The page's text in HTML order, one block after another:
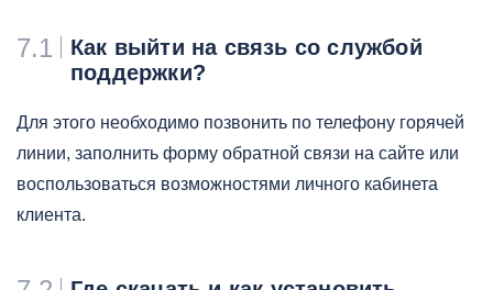
7.1
Как выйти на связь со службой
поддержки?
Для этого необходимо позвонить по телефону горячей
линии, заполнить форму обратной связи на сайте или
воспользоваться возможностями личного кабинета
клиента.